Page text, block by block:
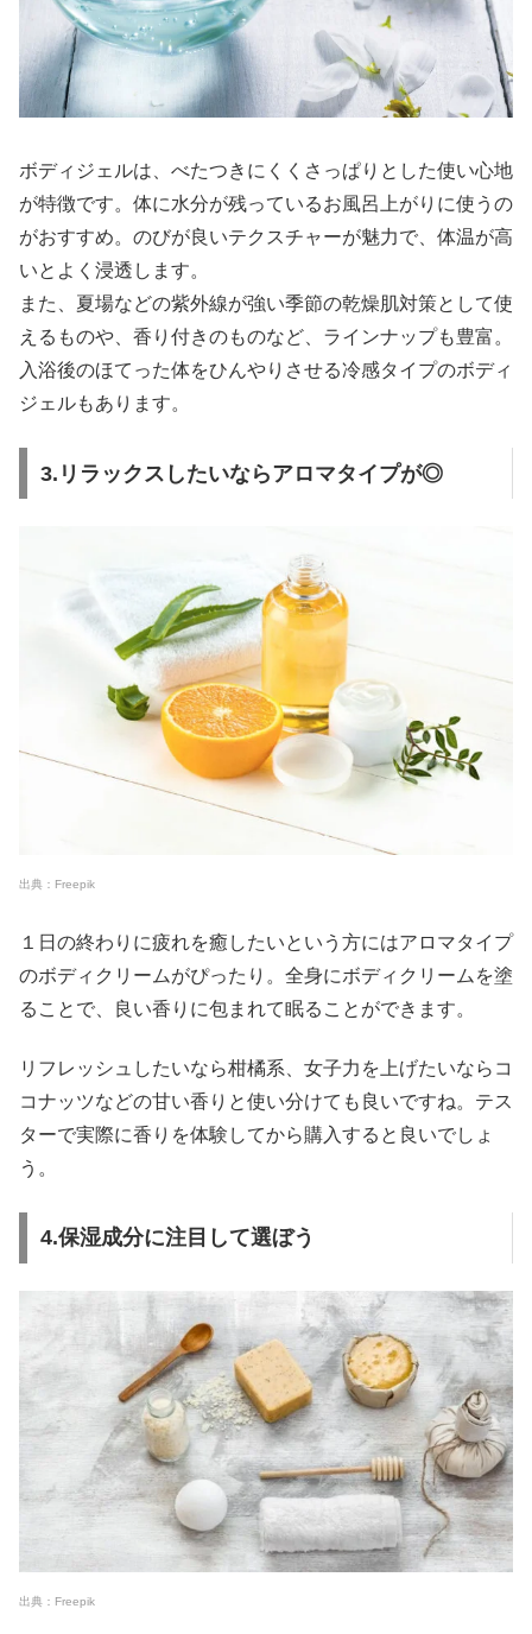
ボディジェルは、べたつきにくくさっぱりとした使い心地
が特徴です。体に水分が残っているお風呂上がりに使うの
がおすすめ。のびが良いテクスチャーが魅力で、体温が高
いとよく浸透します。
また、夏場などの紫外線が強い季節の乾燥肌対策として使
えるものや、香り付きのものなど、ラインナップも豊富。
入浴後のほてった体をひんやりさせる冷感タイプのボディ
ジェルもあります。
3.リラックスしたいならアロマタイプが◎
出典：Freepik
１日の終わりに疲れを癒したいという方にはアロマタイプ
のボディクリームがぴったり。全身にボディクリームを塗
ることで、良い香りに包まれて眠ることができます。
リフレッシュしたいなら柑橘系、女子力を上げたいならコ
コナッツなどの甘い香りと使い分けても良いですね。テス
ターで実際に香りを体験してから購入すると良いでしょ
う。
4.保湿成分に注目して選ぼう
出典：Freepik